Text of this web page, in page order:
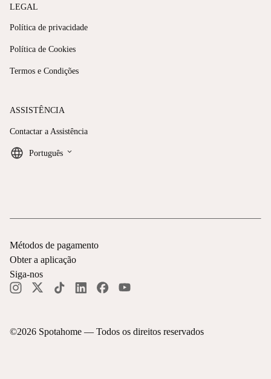
LEGAL
Política de privacidade
Política de Cookies
Termos e Condições
ASSISTÊNCIA
Contactar a Assistência
Português keyboard_arrow_down
©2026 Spotahome — Todos os direitos reservados
Métodos de pagamento
Obter a aplicação
Siga-nos